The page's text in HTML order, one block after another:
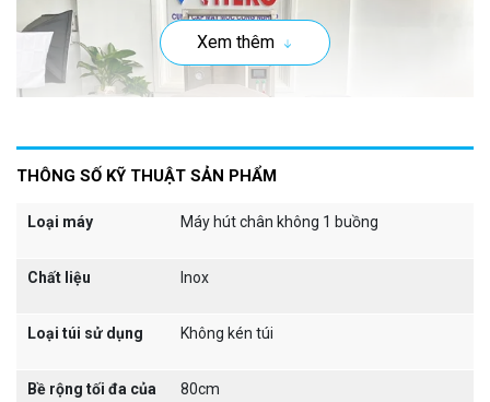
I. Cấu tạo máy hút chân không DZ800
Xem thêm
THÔNG SỐ KỸ THUẬT SẢN PHẨM
Loại máy Máy hút chân không 1 buồng
Chất liệu Inox
Loại túi sử dụng Không kén túi
Bề rộng tối đa của 80cm